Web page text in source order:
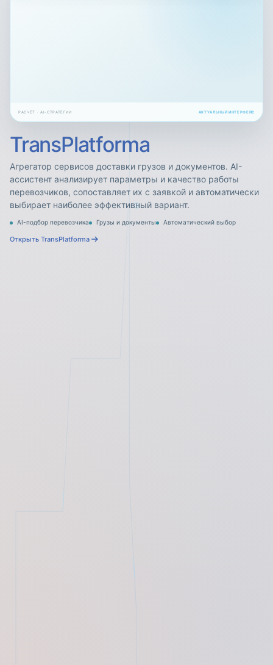
РАСЧЁТ · AI-СТРАТЕГИИ АКТУАЛЬНЫЙ ИНТЕРФЕЙС
TransPlatforma
Агрегатор сервисов доставки грузов и документов. AI-
ассистент анализирует параметры и качество работы
перевозчиков, сопоставляет их с заявкой и автоматически
выбирает наиболее эффективный вариант.
AI-подбор перевозчика Грузы и документы Автоматический выбор
Открыть TransPlatforma